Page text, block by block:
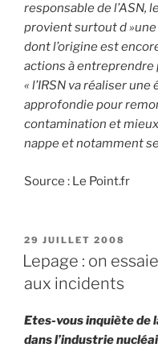
responsable de l’ASN,
provient surtout d
dont l’origine est
actions à entreprendre
« l’IRSN va réaliser
approfondie pour
contamination et
nappe et notamment
Source : Le Point.fr
PUBLIÉ
LE
29 JUILLET 2008
Lepage : on
aux incidents
Etes-vous inquiète de
dans l’industrie